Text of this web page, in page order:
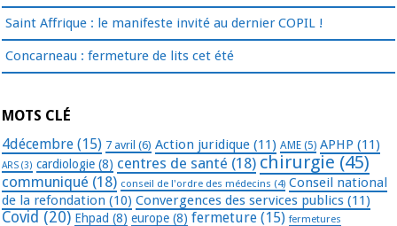
Saint Affrique : le manifeste invité au dernier COPIL !
Concarneau : fermeture de lits cet été
MOTS CLÉ
4décembre (15) 7 avril (6) Action juridique (11) AME (5) APHP (11)
ARS (3) cardiologie (8) centres de santé (18) chirurgie (45)
communiqué (18) conseil de l'ordre des médecins (4) Conseil national
de la refondation (10) Convergences des services publics (11)
Covid (20) Ehpad (8) europe (8) fermeture (15) fermetures